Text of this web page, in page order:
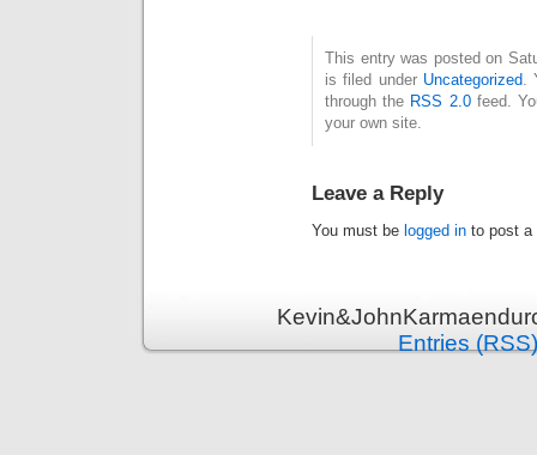
This entry was posted on
is filed under Uncategorized.
through the RSS 2.0feed.
your own site.
Leave a Reply
You must be logged in to post a
Entries (RSS)